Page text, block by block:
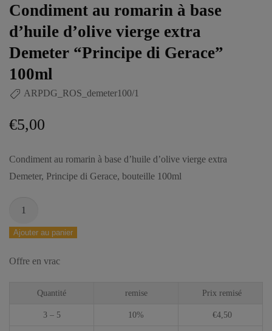
Condiment au romarin à base
d’huile d’olive vierge extra
Demeter “Principe di Gerace”
100ml
ARPDG_ROS_demeter100/1
€5,00
Condiment au romarin à base d’huile d’olive vierge extra
Demeter, Principe di Gerace, bouteille 100ml
Ajouter au panier
Offre en vrac
Quantité remise Prix remisé
3 – 5 10% €4,50